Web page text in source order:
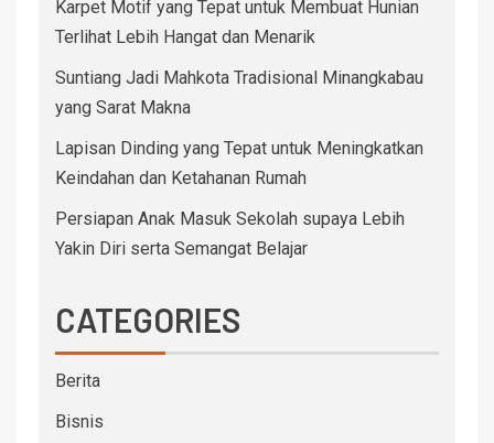
Karpet Motif yang Tepat untuk Membuat Hunian
Terlihat Lebih Hangat dan Menarik
Suntiang Jadi Mahkota Tradisional Minangkabau
yang Sarat Makna
Lapisan Dinding yang Tepat untuk Meningkatkan
Keindahan dan Ketahanan Rumah
Persiapan Anak Masuk Sekolah supaya Lebih
Yakin Diri serta Semangat Belajar
CATEGORIES
Berita
Bisnis